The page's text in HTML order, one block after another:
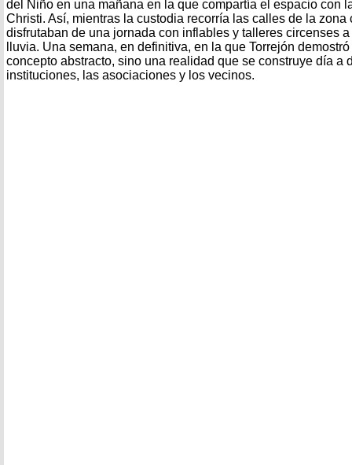
del Niño en una mañana en la que compartía el espacio con
Christi. Así, mientras la custodia recorría las calles de la zona
disfrutaban de una jornada con inflables y talleres circenses
lluvia. Una semana, en definitiva, en la que Torrejón
concepto abstracto, sino una realidad que se construye día a
instituciones, las asociaciones y los vecinos.